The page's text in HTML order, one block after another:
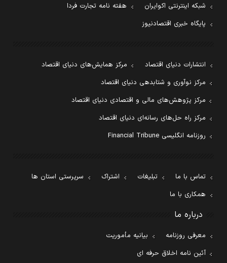
شبکه اینترنتی اکوایران
هفته نامه تجارت فردا
پایگاه خبری اقتصادنیوز
انتشارات دنیای اقتصاد
مرکز همایش‌های دنیای اقتصاد
مرکز نوآوری و شتابدهی دنیای اقتصاد
مرکز پژوهش‌های مالی و اقتصادی دنیای اقتصاد
مرکز راه حل‌های رسانه‌ای دنیای اقتصاد
روزنامه انگلیسی Financial Tribune
تماس با ما تبلیغات اشتراک
سرپرستی استان ها
همکاری با ما
درباره ما
معرفی روزنامه
بیانیه مأموریت
آئین نامه اخلاق حرفه ای